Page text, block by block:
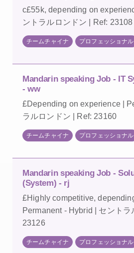
c£55k, depending on
ントラルロンドン | Ref: 23108
チームチャイナ プロフェッショナル
Mandarin speaking Job - IT
- ww
£Depending on experience |
ラルロンドン | Ref: 23160
チームチャイナ プロフェッショナル
Mandarin speaking Job -
(System) - rj
£Highly competitive,
Permanent - Hybrid | セントラ
23126
チームチャイナ プロフェッショナル